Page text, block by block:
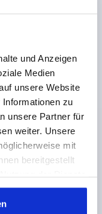
und Anzeigen
Medien
unsere Website
zu
unsere Partner für
weiter. Unsere
mit
bereitgestellt
47X50,